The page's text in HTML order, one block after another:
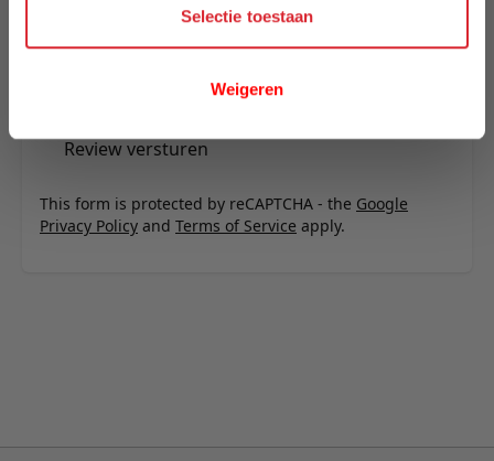
Selectie toestaan
Weigeren
Review versturen
This form is protected by reCAPTCHA - the Google
Privacy Policy and Terms of Service apply.